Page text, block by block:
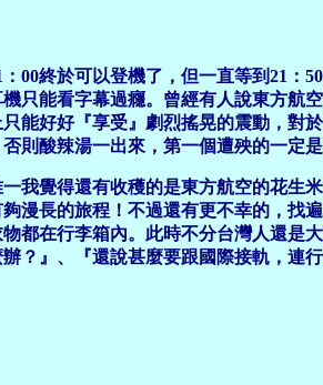
00終於可以登機了，但一直等到21：
只能看字幕過癮。曾經有人說東方航
能好好『享受』劇烈搖晃的震動，對
則酸辣湯一出來，第一個遭殃的一定是
我覺得還有收穫的是東方航空的花生
漫長的旅程！不過還有更不幸的，找
都在行李箱內。此時不分台灣人還是
？』、『還說甚麼要跟國際接軌，連